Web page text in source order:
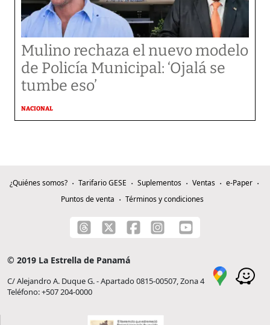
Mulino rechaza el nuevo modelo
de Policía Municipal: ‘Ojalá se
tumbe eso’
NACIONAL
¿Quiénes somos? Tarifario GESE Suplementos Ventas
e-Paper
Puntos de venta
Términos y condiciones
© 2019 La Estrella de Panamá
C/ Alejandro A. Duque G. - Apartado 0815-00507, Zona 4
Teléfono: +507 204-0000